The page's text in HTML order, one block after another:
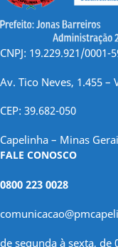
CNPJ: 19.229.921/0001-
Av. Tico Neves, 1.455 –
CEP: 39.682-050
Capelinha – Minas
FALE CONOSCO
0800 223 0028
de segunda à sexta, de